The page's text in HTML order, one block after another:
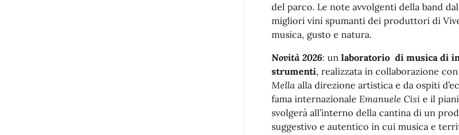
del parco. Le note avvolgenti della band
migliori vini spumanti dei produttori di
musica, gusto e natura.
Novità 2026: un laboratorio di musica di
strumenti, realizzata in collaborazione
Mellaalla direzione artistica e da ospiti
fama internazionale Emanuele Cisie il
svolgerà all’interno della cantina di un
suggestivo e autentico in cui musica e